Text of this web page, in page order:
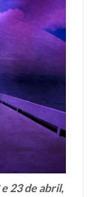
23 de abril,